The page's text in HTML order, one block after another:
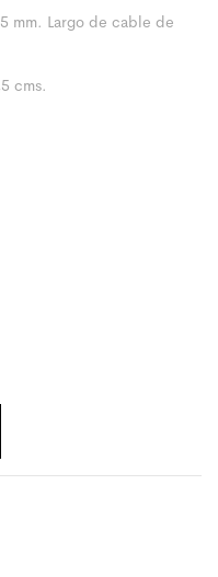
mm. Largo de cable de
cms.